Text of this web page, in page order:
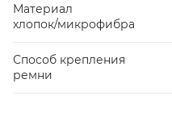
Материал
хлопок/микрофибра
Способ крепления
ремни